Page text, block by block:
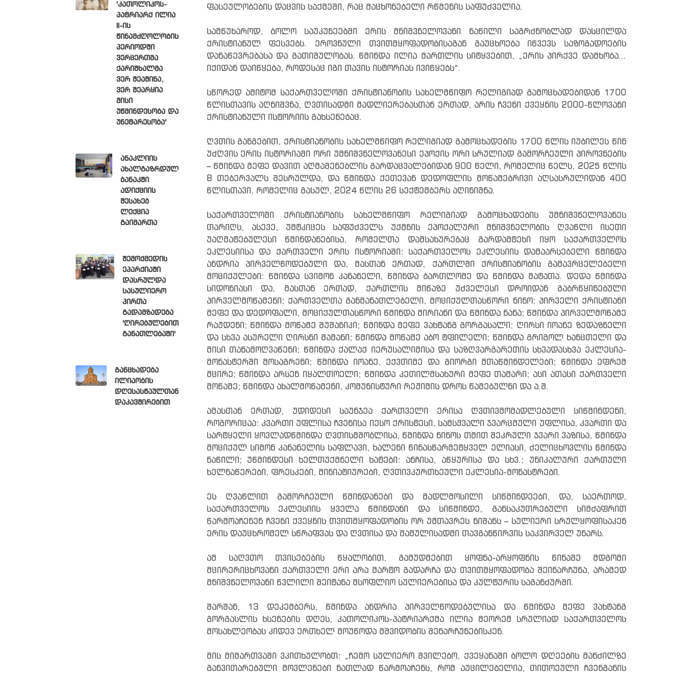
ფასეულობების დაცვის საქმეში, რაც მაცხონებელი რწმენის საფუძველია.
სამწუხაროდ, ბოლო საუკუნეებში ერის მნიშვნელოვანი ნაწილი საგრძნობლად დასცილდა
ქრისტიანულ ფესვებს. ეროვნული თვითმყოფადობისაგან გაუცხოება იწვევს საზოგადოების
დანაწევრებასა და გათიშულობას. წმინდა ილია მართლის სიტყვებით, „ერის პირქვე დამხობა...
იქიდან დაიწყება, როდესაც იგი თავის ისტორიას ივიწყებს“.
სწორედ ამიტომ საქართველოში ქრისტიანობის სახელმწიფო რელიგიად გამოცხადებიდან 1700
წლისთავის აღნიშვნა, ღვთისადმი მადლიერებასთან ერთად, არის ჩვენი ქვეყნის 2000-წლოვანი
ქრისტიანული ისტორიის გახსენებაც.
ღვთის განგებით, ქრისტიანობის სახელმწიფო რელიგიად გამოცხადების 1700 წლის იუბილეს წინ
უძღვის ერის ისტორიაში ორი უმნიშვნელოვანესი ეპოქის ორი სრულიად გამორჩეული პიროვნების
– წმინდა მეფე დავით აღმაშენებლის გარდაცვალებიდან 900 წელი, რომელიც წელს, 2025 წლის
8 თებერვალს შესრულდა, და წმინდა ქეთევან დედოფლის მოწამებრივი აღსასრულიდან 400
წლისთავი, რომელიც გასულ, 2024 წლის 26 სექტემბერს აღინიშნა.
საქართველოში ქრისტიანობის სახელმწიფო რელიგიად გამოცხადების უმნიშვნელოვანეს
თარიღს, ასევე, უმტკიცეს საფუძველს უქმნის ეპოქალური მნიშვნელობის ღვაწლი ისეთი
უაღმატებულესი წმინდანებისა, რომელთა დამსახურებაც გარდამტეხი იყო საქართველოს
ეკლესიისა და ქართველი ერის ისტორიაში: საქართველოს ეკლესიის დამაარსებელი წმინდა
ანდრია პირველწოდებული და, მასთან ერთად, ქართლში ქრისტიანობის გამავრცელებელი
მოციქულები: წმინდა სვიმონ კანანელი, წმინდა ბართლომე და წმინდა მატათა. დედა წმინდა
სიდონიასი და, მასთან ერთად, ქართლის მიწაზე უძველესი დროიდან გაბრწყინებული
პირველმოწამენი; ქართველთა განმანათლებელი, მოციქულთასწორი ნინო; პირველი ქრისტიანი
მეფე და დედოფალი, მოციქულთასწორი წმინდა მირიანი და წმინდა ნანა; წმინდა პირველმოწამე
რაჟდენი; წმინდა მოწამე შუშანიკი; წმინდა მეფე ვახტანგ გორგასალი; ღირსი იოანე ზედაზნელი
და სხვა ასურელი ღირსნი მამანი; წმინდა მოწამე აბო ტფილელი; წმინდა გრიგოლ ხანცთელი და
მისი თანამოღვაწენი; წმინდა ქალაქ იერუსალიმისა და საზღვარგარეთის სხვადასხვა ეკლესია-
მონასტერში მოსაგრენი; წმინდა იოანე, ექვთიმე და გიორგი მთაწმინდელები; წმინდა ეფრემ
მცირე; წმინდა არსენ იყალთოელი; წმინდა კეთილმსახური მეფე თამარი; ასი ათასი ქართველი
მოწამე; წმინდა ახალმოწამენი, კომუნისტური რეჟიმის დროს წამებულნი და ა.შ.
ამასთან ერთად, უდიდესი საუნჯეა ქართველი ერისა ღვთივმომადლებული სიწმინდენი,
როგორიცაა: კვართი უფლისა ჩვენისა იესო ქრისტესი, სამსჭვალი ჯვარცმული უფლისა, კვართი და
სარტყელი ყოვლადწმინდა ღვთისმშობლისა, წმინდა ნინოს თმით შეკრული ჯვარი ვაზისა, წმინდა
მოციქულ სიმონ კანანელის საფლავი, ხალენი წინასწარმეტყველ ელიასი, ძელიცხოვლის წმინდა
ნაწილი; უწმინდესი ხელთუქმნელი ხატები: ანჩისა, აწყურისა და სხვ.; უნიკალური ქართული
ხელნაწერები, ფრესკები, მინიატიურები, ღვთივკურთხეული ეკლესია-მონასტრები.
ეს ღვაწლით გამორჩეული წმინდანები და მადლმოსილი სიწმინდეები, და, საერთოდ,
საქართველოს ეკლესიის ყველა წმინდანი და სიწმინდე, განსაკუთრებული სიმძაფრით
წარმოაჩენენ ჩვენი ქვეყნის თვითმყოფადობის ორ უმთავრეს ნიშანს – სულიერი სრულყოფისაკენ
ერის დაუცხრომელ სწრაფვას და ღვთისა და მამულისადმი თავგანწირვის საკვირველ უნარს.
ამ საღვთო თვისებების წყალობით, გამუდმებით ყოფნა-არყოფნის წინაშე მდგომი
მცირერიცხოვანი ქართველი ერი არა მარტო გადარჩა და თვითმყოფადობა შეინარჩუნა, არამედ
მნიშვნელოვანი წვლილი შეიტანა მსოფლიო სულიერებისა და კულტურის საგანძურში.
შარშან, 13 დეკემბერს, წმინდა ანდრია პირველწოდებულისა და წმინდა მეფე ვახტანგ
გორგასლის ხსენების დღეს, კათოლიკოს-პატრიარქმა ილია მეორემ სრულიად საქართველოს
მოსახლეობას კიდევ ერთხელ მოუწოდა მშვიდობის შენარჩუნებისკენ.
მის მიმართვაში ვკითხულობთ: „ჩემო სულიერო შვილებო, ქვეყანაში ბოლო დღეების მანძილზე
განვითარებული მოვლენები ნათლად წარმოაჩენს, რომ აუცილებელია, თითოეული ჩვენგანის
'კათოლიკოს-
პატრიარქ ილია
II-ის
წინამძღოლობის
პერიოდში
ვერცერთმა
ქარიშხალმა
ვერ შეაშინა,
ვერ შეარყია
მისი
უწმინდესობა და
უნეტარესობა'
ანაკლიის
ახალგაზრდულ
ბანაკში
ადიქციის
შესახებ
ლექცია
გაიმართა
შემოქმედის
ეპარქიაში
დასრულდა
სასულიერო
პირთა
გადამზადება
'ღირებულებით
განათლებაში'
განცხადება
ილიაობის
დღესასწაულთან
დაკავშირებით